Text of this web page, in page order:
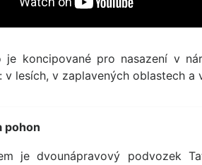
je koncipované pro nasazení v
v lesích, v zaplavených oblastech
pohon
je dvounápravový podvozek